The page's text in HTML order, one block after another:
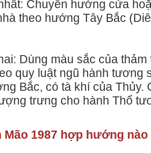
Chuyển hướng cửa
theo hướng Tây Bắc
Dùng màu sắc của
quy luật ngũ hành tương
Bắc, có tà khí của Thủy.
trưng cho hành Thổ
Mão 1987 hợp hướng